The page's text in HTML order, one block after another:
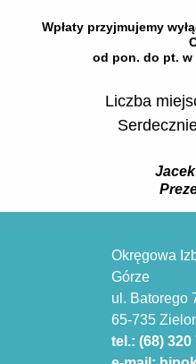
Wpłaty przyjmujemy
od pon. do pt. w
Liczba
Okręgowa
Górze
ul. Batorego
65-735
tel.: (68) 320